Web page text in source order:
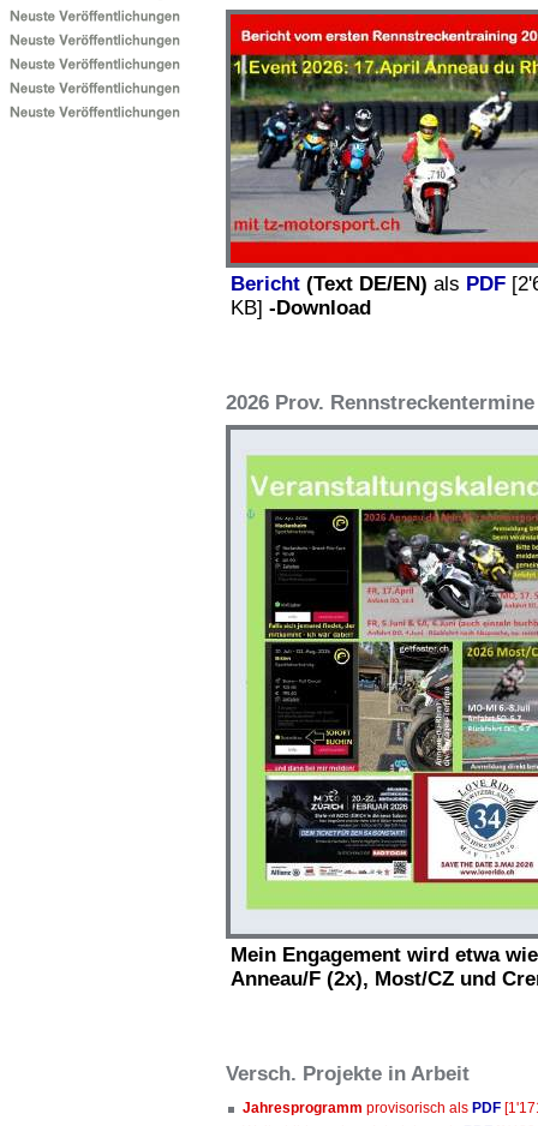
Bericht (Text DE/EN) als PDF
KB] -Download
2026 Prov.
Mein Engagement wird etwa
Anneau/F (2x), Most/CZ und
Versch. Projekte in Arbeit
Jahresprogramm provisorisch als PDF